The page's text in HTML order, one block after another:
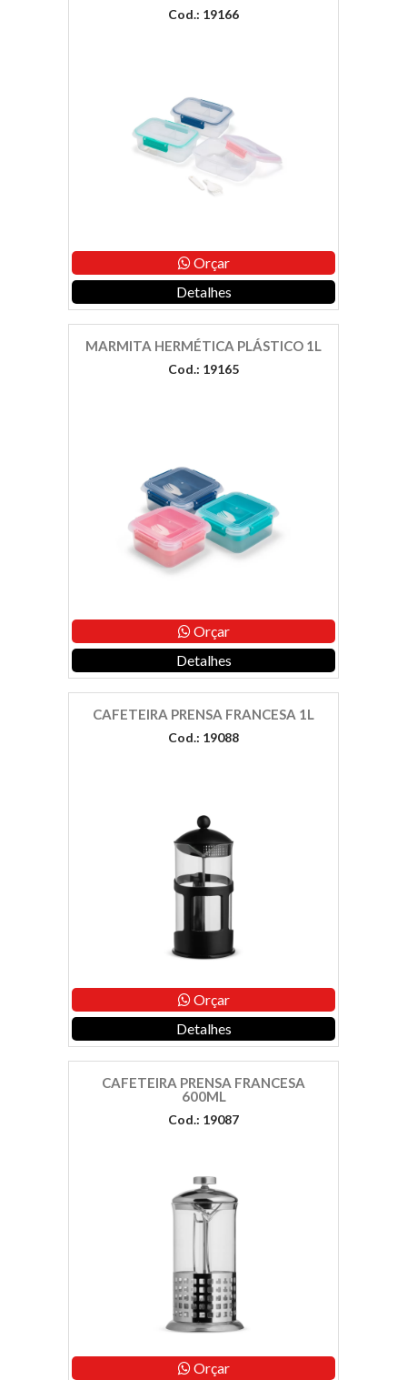
Cod.: 19166
Orçar
Detalhes
MARMITA HERMÉTICA PLÁSTICO 1L
Cod.: 19165
Orçar
Detalhes
CAFETEIRA PRENSA FRANCESA 1L
Cod.: 19088
Orçar
Detalhes
CAFETEIRA PRENSA FRANCESA
600ML
Cod.: 19087
Orçar